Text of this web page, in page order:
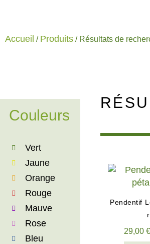
Accueil / Produits / Résultats de
Couleurs
Vert
Jaune
Orange
Rouge
Mauve
Rose
Bleu
Pendentif
29,00€